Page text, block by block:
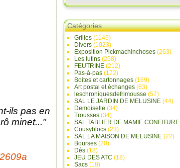
ils pas en
minet..."
Catégories
Grilles (1146)
Divers (1023)
Exposition Pickmachinchoses (263)
Les lutins (258)
FEUTRINE (212)
Pas-à-pas (172)
Boites et cartonnages (169)
Art postal et échanges (63)
leschroniquesdefrimousse (57)
SAL LE JARDIN DE MELUSINE (44)
Demoiselle (34)
Trousses (34)
SAL TABLIER DE MAMIE CONFITURE
Cousyblocs (23)
SAL LA MAISON DE MELUSINE (22)
Bourses (20)
Dés (18)
JEU DES ATC (18)
Sacs (18)